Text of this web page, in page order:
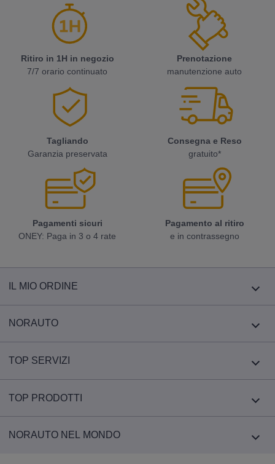
IL MIO ORDINE
NORAUTO
TOP SERVIZI
TOP PRODOTTI
NORAUTO NEL MONDO
Ritiro in 1H in negozio
7/7 orario continuato
Prenotazione
manutenzione auto
Tagliando
Garanzia preservata
Consegna e Reso
gratuito*
Pagamenti sicuri
ONEY: Paga in 3 o 4 rate
Pagamento al ritiro
e in contrassegno